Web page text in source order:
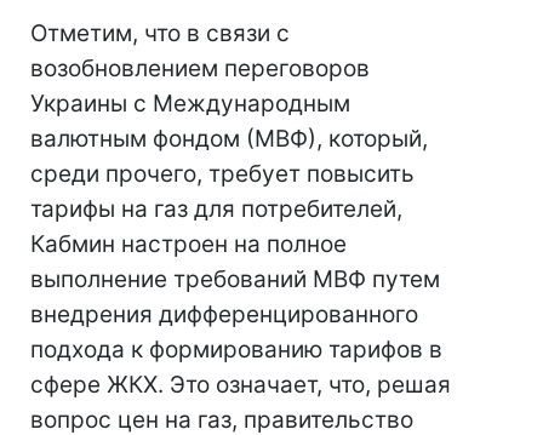
Отметим, что в связи с
возобновлением переговоров
Украины с Международным
валютным фондом (МВФ), который,
среди прочего, требует повысить
тарифы на газ для потребителей,
Кабмин настроен на полное
выполнение требований МВФ путем
внедрения дифференцированного
подхода к формированию тарифов в
сфере ЖКХ. Это означает, что, решая
вопрос цен на газ, правительство